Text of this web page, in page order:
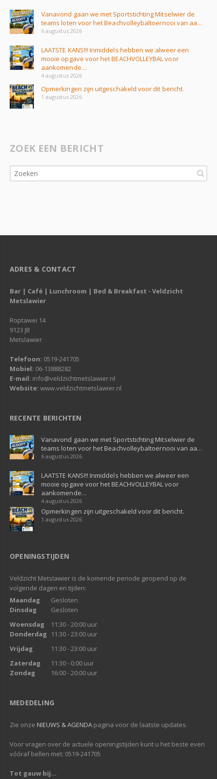
Vanavond gaan we met Sportstichting Mitselwier de
teams loten voor het Beachvolleybaltoernooi van aa…
6 augustus 2026
LAATSTE KANS!!! Inmiddels hebben we alweer een
mooie opgave voor het BEACHVOLLEYBAL voor
aankomende…
4 augustus 2026
Opmerkingen zijn uitgeschakeld voor dit bericht.
1 augustus 2026
ZOEK EEN BERICHT
ADRES & CONTACT
Bar | Café | Lunchroom | Bed & Breakfast - Veldzicht
Metslawier
Roptawei 14
9123 JB
Metslawier
Telefoon: 0519-241705
Mobiel: 06-13888282
E-mail: info@veldzichtmetslawier.nl
Website: www.veldzichtmetslawier.nl
RECENTE BERICHTEN
Vanavond gaan we met Sportstichting Mitselwier de
teams loten voor het Beachvolleybaltoernooi van aa…
6 augustus 2026
LAATSTE KANS!!! Inmiddels hebben we alweer een
mooie opgave voor het BEACHVOLLEYBAL voor
aankomende…
4 augustus 2026
Opmerkingen zijn uitgeschakeld voor dit bericht.
1 augustus 2026
OPENINGSTIJDEN
Veldzicht Metslawier is de komende periode geopend op de
volgende dagen en tijden:
Maandag
Gesloten
Dinsdag
Gesloten
Woensdag
11:30 - 20:00 uur
Donderdag
11:30 - 23:00 uur
Vrijdag
11:30 - 23:00 uur
Zaterdag
11:30 - 0:00 uur
Zondag
16:00 - 20:00 uur
MEDEDELING
Zie onze NIEUWS & AGENDA pagina voor de laatste updates.
Voor vragen over de actuele openingstijden kunt u het beste even
vóóraf bellen met: 0519-241705
Tot gauw bij...